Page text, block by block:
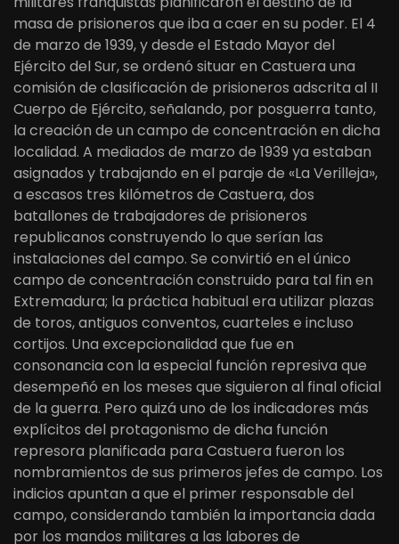
masa de prisioneros que iba a caer en su poder. El 4
de marzo de 1939, y desde el Estado Mayor del
Ejército del Sur, se ordenó situar en Castuera una
comisión de clasificación de prisioneros adscrita al II
Cuerpo de Ejército, señalando, por posguerra tanto,
la creación de un campo de concentración en dicha
localidad. A mediados de marzo de 1939 ya estaban
asignados y trabajando en el paraje de «La Verilleja»,
a escasos tres kilómetros de Castuera, dos
batallones de trabajadores de prisioneros
republicanos construyendo lo que serían las
instalaciones del campo. Se convirtió en el único
campo de concentración construido para tal fin en
Extremadura; la práctica habitual era utilizar plazas
de toros, antiguos conventos, cuarteles e incluso
cortijos. Una excepcionalidad que fue en
consonancia con la especial función represiva que
desempeñó en los meses que siguieron al final oficial
de la guerra. Pero quizá uno de los indicadores más
explícitos del protagonismo de dicha función
represora planificada para Castuera fueron los
nombramientos de sus primeros jefes de campo. Los
indicios apuntan a que el primer responsable del
campo, considerando también la importancia dada
por los mandos militares a las labores de